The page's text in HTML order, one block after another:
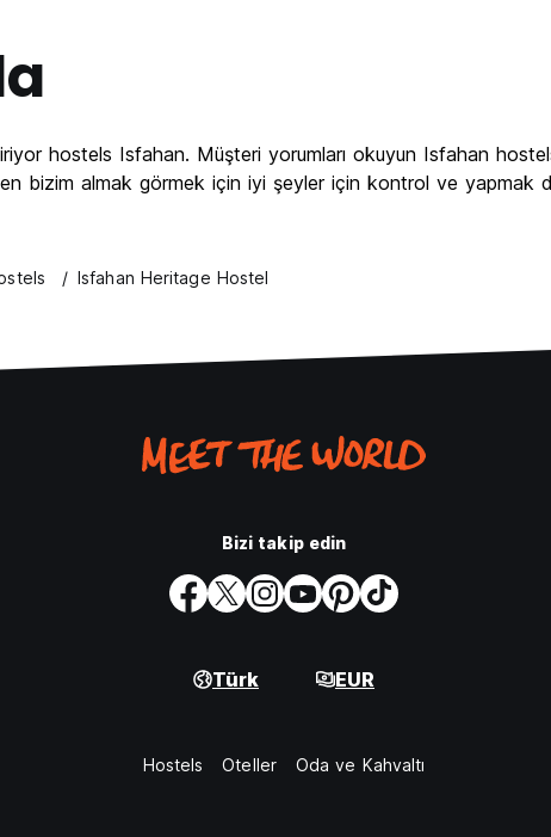
hostels Isfahan. Müşteri yorumları okuyun Isfahan
bizim almak görmek için iyi şeyler için kontrol ve
Isfahan Heritage Hostel
Bizi takip edin
Türk EUR
Hostels Oteller Oda ve Kahvaltı